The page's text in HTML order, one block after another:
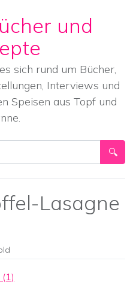
und
sich rund um Bücher,
Interviews und
Speisen aus Topf und
Lasagne